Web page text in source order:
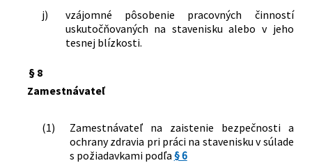
j)
vzájomné pôsobenie pracovných činností
uskutočňovaných na stavenisku alebo v jeho
tesnej blízkosti.
§ 8
Zamestnávateľ
(1)
Zamestnávateľ na zaistenie bezpečnosti a
ochrany zdravia pri práci na stavenisku v súlade
s požiadavkami podľa § 6